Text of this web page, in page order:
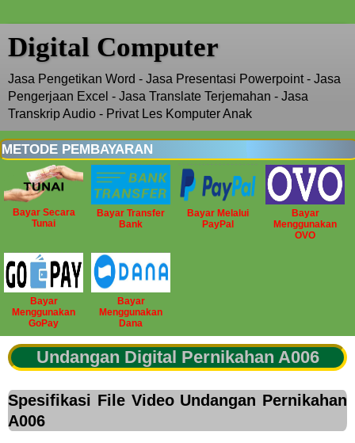
Digital Computer
Jasa Pengetikan Word - Jasa Presentasi Powerpoint - Jasa
Pengerjaan Excel - Jasa Translate Terjemahan - Jasa
Transkrip Audio - Privat Les Komputer Anak
METODE PEMBAYARAN
Bayar Secara
Tunai
Bayar Transfer
Bank
Bayar Melalui
PayPal
Bayar
Menggunakan
OVO
Bayar
Menggunakan
GoPay
Bayar
Menggunakan
Dana
Undangan Digital Pernikahan A006
Spesifikasi File Video Undangan Pernikahan
A006